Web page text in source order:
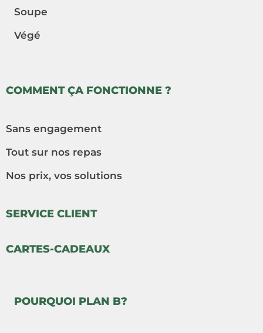
Soupe
Végé
COMMENT ÇA FONCTIONNE ?
Sans engagement
Tout sur nos repas
Nos prix, vos solutions
SERVICE CLIENT
CARTES-CADEAUX
POURQUOI PLAN B?